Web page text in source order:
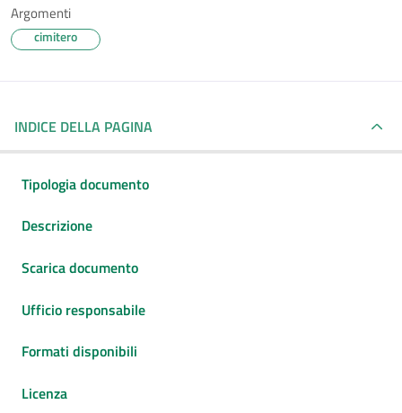
Argomenti
cimitero
INDICE DELLA PAGINA
Tipologia documento
Descrizione
Scarica documento
Ufficio responsabile
Formati disponibili
Licenza